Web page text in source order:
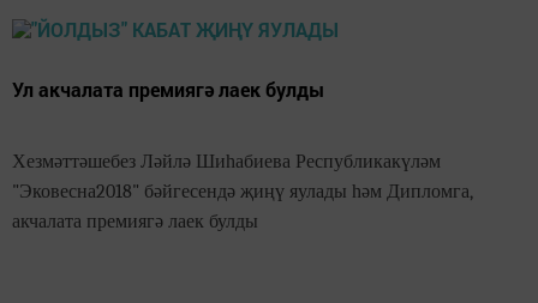
Ул акчалата премиягә лаек булды
Хезмәттәшебез Ләйлә Шиһабиева Республикакүләм
"Эковесна2018" бәйгесендә җиңү яулады һәм Дипломга,
акчалата премиягә лаек булды